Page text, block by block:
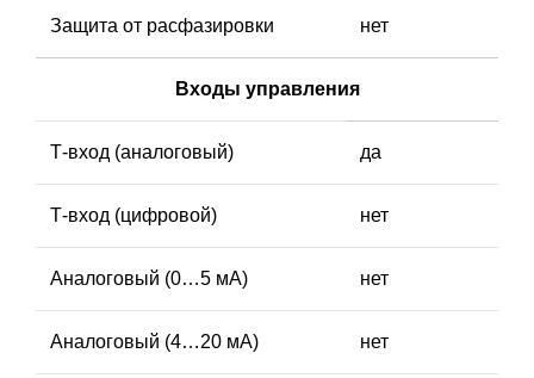
Защита от расфазировки нет
Входы управления
Т-вход (аналоговый) да
Т-вход (цифровой) нет
Аналоговый (0…5 мА) нет
Аналоговый (4…20 мА) нет